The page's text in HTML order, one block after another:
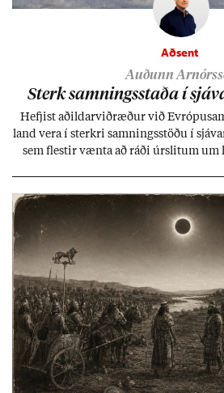
Aðsent
Auðunn
Sterk samn­ings­staða í
Hefj­ist að­ild­ar­við­ræð­ur við
land vera í sterkri samn­ings­stöðu í
sem flest­ir vænta að ráði úr­slit­um um
kerfi, en sveigj­an­leiki til lausna